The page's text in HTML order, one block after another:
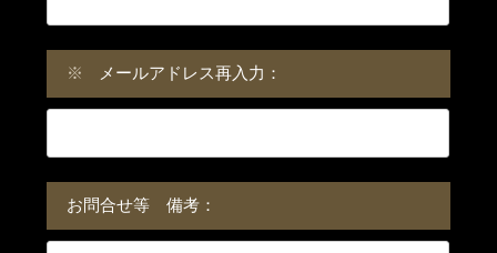
※ メールアドレス再入力：
お問合せ等 備考：